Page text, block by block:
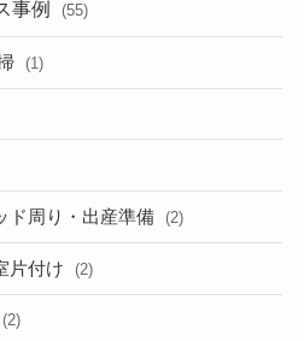
事例 (55)
(1)
ド周り・出産準備 (2)
片付け (2)
(2)